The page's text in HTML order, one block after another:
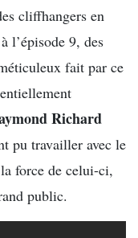
cliffhangers en
l’épisode 9, des
fait par ce
Richard
pu travailler avec le
force de celui-ci,
public.